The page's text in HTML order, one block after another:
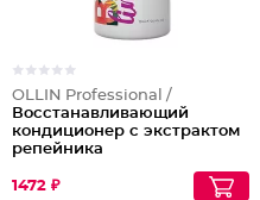
OLLIN Professional /
Восстанавливающий
кондиционер с экстрактом
репейника
1472 ₽